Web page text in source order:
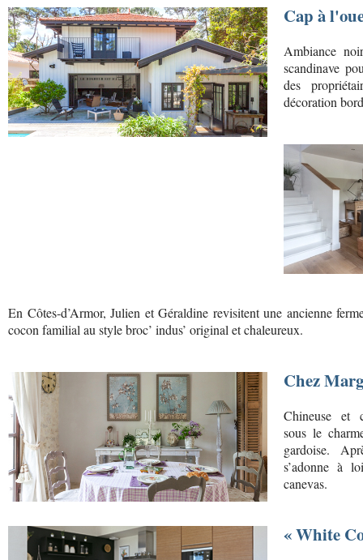
Cap à
Ambiance
scandinave
des
décoration
En Côtes-d’Armor, Julien et Géraldine revisitent une ancienne
cocon familial au style broc’ indus’ original et chaleureux.
Chez
Chineuse et
sous le
gardoise.
s’adonne à
canevas.
« White